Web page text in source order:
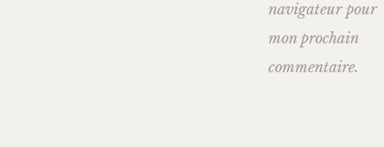
navigateur pour
mon prochain
commentaire.